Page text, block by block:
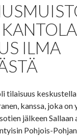
ILMA
tilaisuus
kanssa, joka
jälkeen
Pohjois-